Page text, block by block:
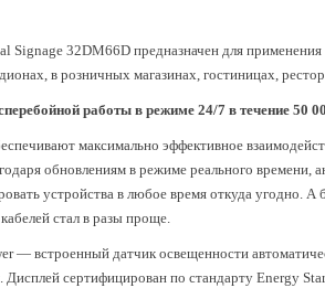
Signage 32DM66D предназначен для
в розничных магазинах, гостиницах,
работы в режиме 24/7 в течение 50
максимально эффективное
обновлениям в режиме реального времени,
устройства в любое время откуда угодно.
стал в разы проще.
— встроенный датчик освещенности
Дисплей сертифицирован по стандарту Energy